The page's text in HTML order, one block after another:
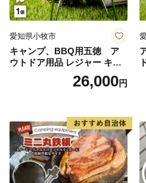
愛知県小牧市
キャンプ、BBQ用五徳 ア
ウトドア用品 レジャー キャ
ンプ バーベキュー BBQ 五徳
26,000円